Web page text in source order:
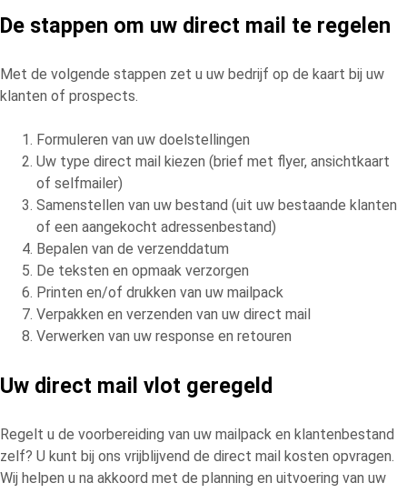
De stappen om uw direct mail te regelen
Met de volgende stappen zet u uw bedrijf op de kaart bij uw
klanten of prospects.
Formuleren van uw doelstellingen
Uw type direct mail kiezen (brief met flyer, ansichtkaart
of selfmailer)
Samenstellen van uw bestand (uit uw bestaande klanten
of een aangekocht adressenbestand)
Bepalen van de verzenddatum
De teksten en opmaak verzorgen
Printen en/of drukken van uw mailpack
Verpakken en verzenden van uw direct mail
Verwerken van uw response en retouren
Uw direct mail vlot geregeld
Regelt u de voorbereiding van uw mailpack en klantenbestand
zelf? U kunt bij ons vrijblijvend de direct mail kosten opvragen.
Wij helpen u na akkoord met de planning en uitvoering van uw